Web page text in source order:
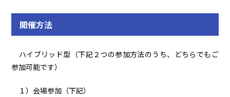
開催方法
ハイブリッド型（下記２つの参加方法のうち、どちらでもご
参加可能です）
１）会場参加（下記）